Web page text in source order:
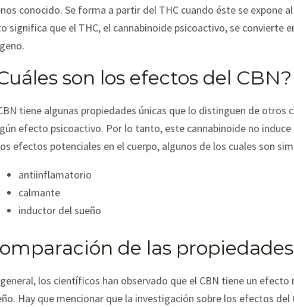
conocido. Se forma a partir del THC cuando éste se expone
significa que el THC, el cannabinoide psicoactivo, se convierte
son los efectos del CBN?
tiene algunas propiedades únicas que lo distinguen de otros
efecto psicoactivo. Por lo tanto, este cannabinoide no
efectos potenciales en el cuerpo, algunos de los cuales son
antiinflamatorio
calmante
inductor del sueño
de las
los científicos han observado que el CBN tiene un
Hay que mencionar que la investigación sobre los efectos